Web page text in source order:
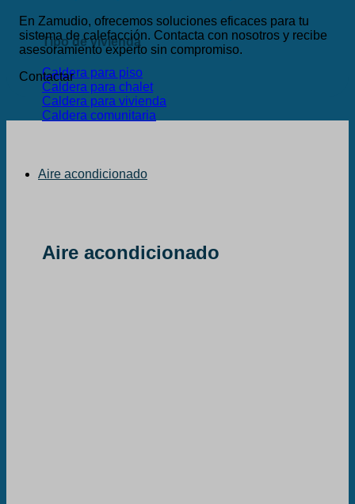
Tipo de vivienda
Caldera para piso
Caldera para chalet
Caldera para vivienda
Caldera comunitaria
Aire acondicionado
Aire acondicionado
En Zamudio, ofrecemos soluciones eficaces para tu
sistema de calefacción. Contacta con nosotros y recibe
asesoramiento experto sin compromiso.
Contactar